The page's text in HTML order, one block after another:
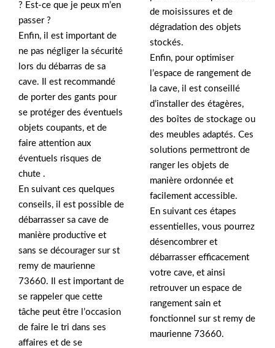
? Est-ce que je peux m’en
passer ?
Enfin, il est important de
ne pas négliger la sécurité
lors du débarras de sa
cave. Il est recommandé
de porter des gants pour
se protéger des éventuels
objets coupants, et de
faire attention aux
éventuels risques de
chute .
En suivant ces quelques
conseils, il est possible de
débarrasser sa cave de
manière productive et
sans se décourager sur st
remy de maurienne
73660. Il est important de
se rappeler que cette
tâche peut être l’occasion
de faire le tri dans ses
affaires et de se
de moisissures et de
dégradation des objets
stockés.
Enfin, pour optimiser
l’espace de rangement de
la cave, il est conseillé
d’installer des étagères,
des boîtes de stockage ou
des meubles adaptés. Ces
solutions permettront de
ranger les objets de
manière ordonnée et
facilement accessible.
En suivant ces étapes
essentielles, vous pourrez
désencombrer et
débarrasser efficacement
votre cave, et ainsi
retrouver un espace de
rangement sain et
fonctionnel sur st remy de
maurienne 73660.